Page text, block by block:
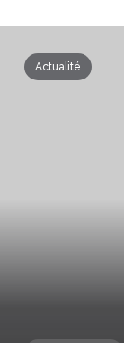
Actualité